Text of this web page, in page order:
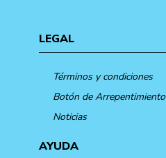
LEGAL
Términos y condiciones
Botón de Arrepentimiento
Noticias
AYUDA